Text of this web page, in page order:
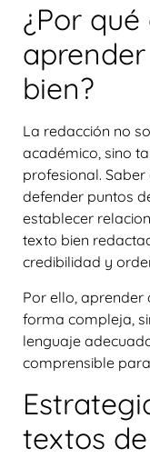
¿Por
bien?
La redacción no
académico, sino
profesional.
defender puntos
establecer
texto bien
credibilidad y
Por ello, aprender
forma compleja,
lenguaje
comprensible
textos